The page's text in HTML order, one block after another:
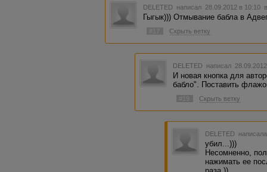
DELETED написал 28.09.2012 в 10:10
Гыгык))) Отмывание бабла в
Скрыть ветку
DELETED написал
И новая кнопка для
бабло". Поставить
#19 Скрыть ветку
DELETED
убил...)))
Несомненно,
нажимать ее